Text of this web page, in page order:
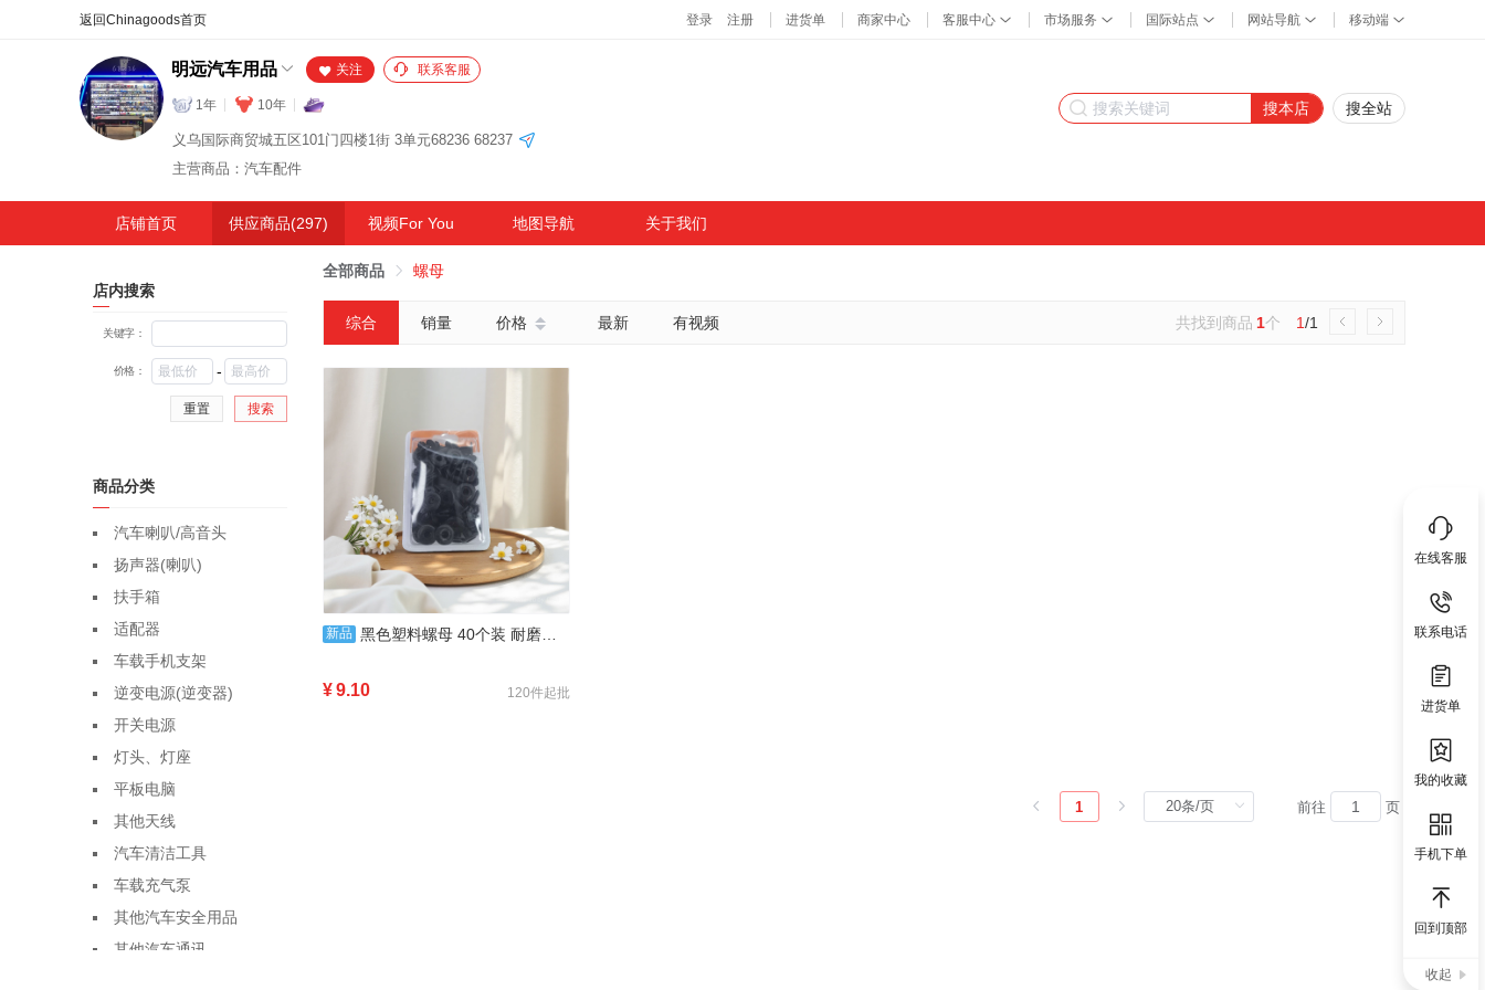
明远汽车用品
1年 10年
关注 联系客服
义乌国际商贸城五区101门四楼1街 3单元68236 68237
主营商品：汽车配件
搜本店 搜全站
在线客服
联系电话
进货单
我的收藏
手机下单
回到顶部
收起
店铺首页 供应商品(297) 视频For You 地图导航 关于我们
店内搜索
关键字：
价格： -
重置 搜索
商品分类
汽车喇叭/高音头
扬声器(喇叭)
扶手箱
适配器
车载手机支架
逆变电源(逆变器)
开关电源
灯头、灯座
平板电脑
其他天线
汽车清洁工具
车载充气泵
其他汽车安全用品
其他汽车通讯
全部商品 螺母
综合 销量 价格 最新 有视频 共找到商品 1个 1/1
新品 黑色塑料螺母 40个装 耐磨防滑坚固耐用工业配件
¥9.10 120件起批
1 前往 页